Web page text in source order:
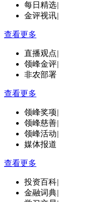
每日精选|
金评视讯|
查看更多
直播观点|
领峰金评|
非农部署
查看更多
领峰奖项|
领峰慈善|
领峰活动|
媒体报道
查看更多
投资百科|
金融词典|